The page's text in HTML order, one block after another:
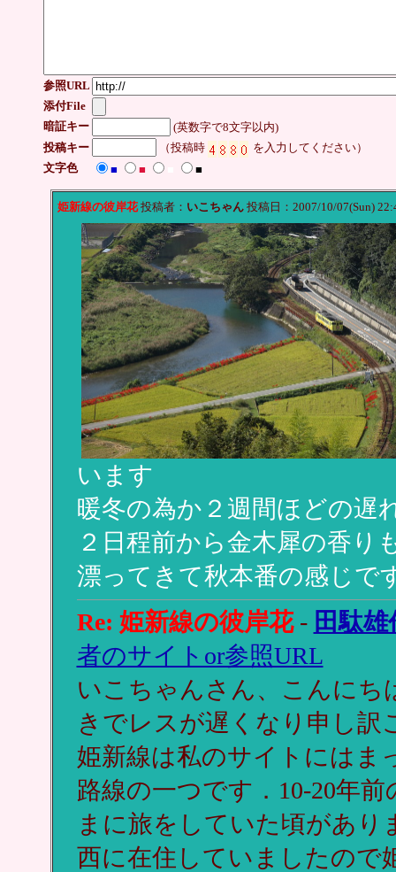
参照URL
添付File
暗証キー
(英数字で8文字以内)
投稿キー
（投稿時
を入力してください）
文字色
■ ■ ■
姫新線の彼岸花投稿者： いこちゃん投稿日：2007/10/07(Sun)
います
暖冬の為か２週間ほどの遅
２日程前から金木犀の香り
漂ってきて秋本番の感じで
Re: 姫新線の彼岸花- 田駄雄
者のサイトor参照URL
いこちゃんさん、こんにち
きでレスが遅くなり申し訳
姫新線は私のサイトにはま
路線の一つです．10-20年
まに旅をしていた頃があり
西に在住していましたので